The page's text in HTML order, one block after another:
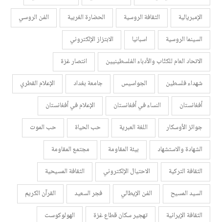
الإمبريالية
الثقافة الروسية الحضارة الغربية
الفن الروسي
السينما الروسية
اسبانيا
الابتزاز الإلكتروني
الاتحاد العام للكتّاب والأدباء الفلسطينيين
انتصار غزة
شهداء فلسطين
الجواسيس جامعة بغداد
الإعلام القطري
أفغانستان
النساء في أفغانستان
الإعلام في أفغانستان
جوائز الأوسكار
اللغة العبرية حب الحياة
حب الموت
الشهادة والاستشهاد
بيئة المقاومة
مجتمع المقاومة
الثقافة التركية
الاحتيال الإلكتروني
الثقافة المسيحية
السيد المسيح
الفن الإيطالي فجر السعيد
القرآن الكريم
الثقافة الإيرانية
تهجير سكان قطاع غزة
الهولوكوست